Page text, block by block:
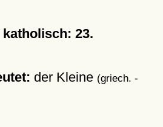
23.
der Kleine (griech. -